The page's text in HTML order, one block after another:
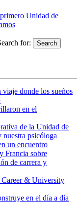
Unidad de
for:
Search
donde los sueños
en el
de la Unidad de
psicóloga
un encuentro
Francia sobre
de carrera y
& University
en el día a día